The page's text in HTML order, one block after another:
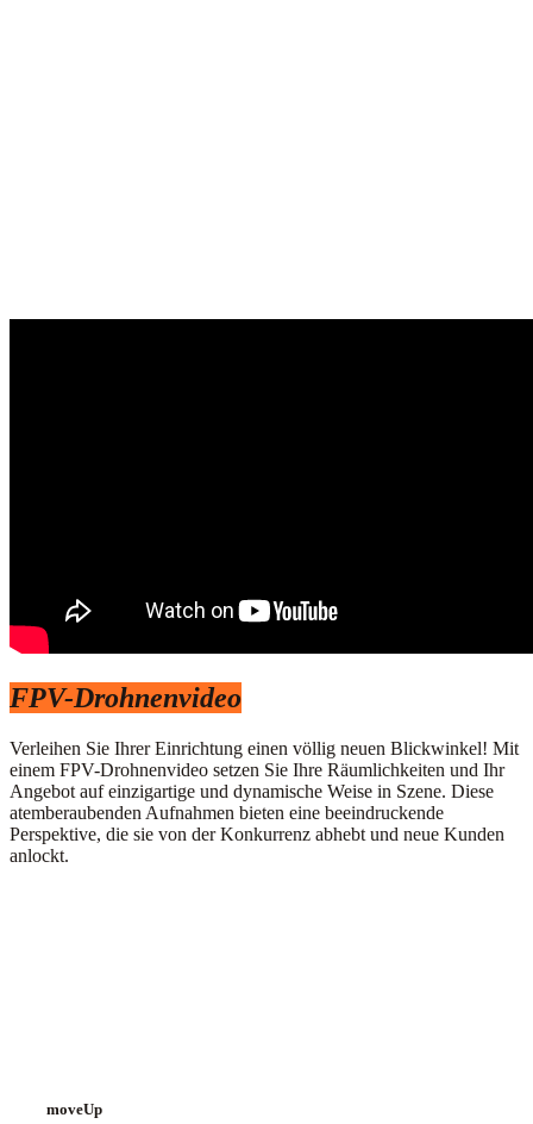
FPV-Drohnenvideo
Verleihen Sie Ihrer Einrichtung einen völlig neuen Blickwinkel! Mit
einem FPV-Drohnenvideo setzen Sie Ihre Räumlichkeiten und Ihr
Angebot auf einzigartige und dynamische Weise in Szene. Diese
atemberaubenden Aufnahmen bieten eine beeindruckende
Perspektive, die sie von der Konkurrenz abhebt und neue Kunden
anlockt.
moveUp